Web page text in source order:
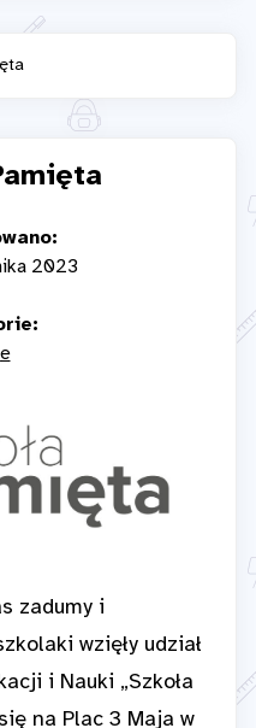
2023
zadumy i
wzięły udział
i Nauki „Szkoła
na Plac 3 Maja w